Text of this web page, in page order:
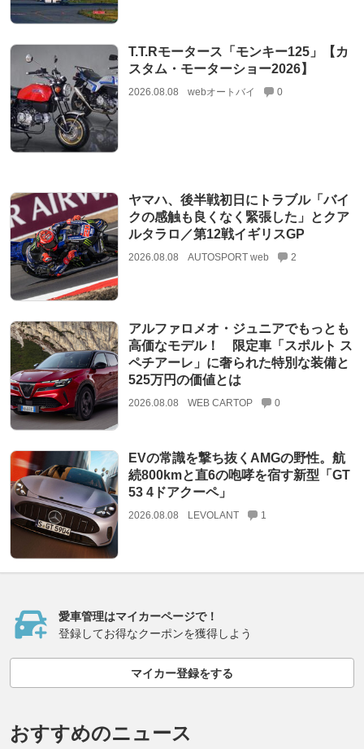
T.T.Rモータース「モンキー125」【カ
スタム・モーターショー2026】
2026.08.08 webオートバイ 0
ヤマハ、後半戦初日にトラブル「バイ
クの感触も良くなく緊張した」とクア
ルタラロ／第12戦イギリスGP
2026.08.08 AUTOSPORT web 2
アルファロメオ・ジュニアでもっとも
高価なモデル！ 限定車「スポルト ス
ペチアーレ」に奢られた特別な装備と
525万円の価値とは
2026.08.08 WEB CARTOP 0
EVの常識を撃ち抜くAMGの野性。航
続800kmと直6の咆哮を宿す新型「GT
53 4ドアクーペ」
2026.08.08 LEVOLANT 1
愛車管理はマイカーページで！
登録してお得なクーポンを獲得しよう
マイカー登録をする
おすすめのニュース